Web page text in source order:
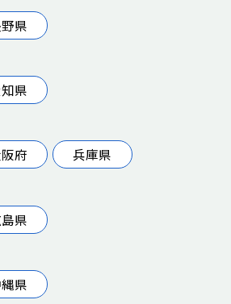
県
県
府 兵庫県
県
県